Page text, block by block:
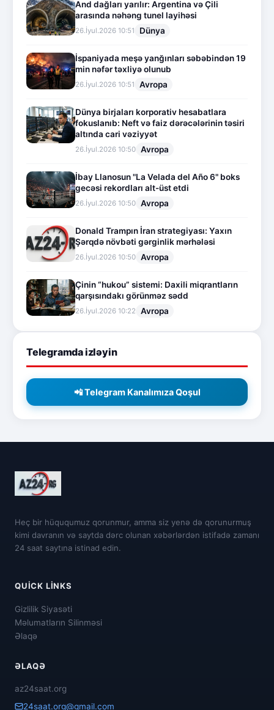
And dağları yarılır: Argentina və Çili
arasında nəhəng tunel layihəsi
26.İyul.2026 10:51 Dünya
İspaniyada meşə yanğınları səbəbindən 19
min nəfər təxliyə olunub
26.İyul.2026 10:51 Avropa
Dünya birjaları korporativ hesabatlara
fokuslanıb: Neft və faiz dərəcələrinin təsiri
altında cari vəziyyət
26.İyul.2026 10:50 Avropa
İbay Llanosun "La Velada del Año 6" boks
gecəsi rekordları alt-üst etdi
26.İyul.2026 10:50 Avropa
Donald Trampın İran strategiyası: Yaxın
Şərqdə növbəti gərginlik mərhələsi
26.İyul.2026 10:50 Avropa
Çinin “hukou” sistemi: Daxili miqrantların
qarşısındakı görünməz sədd
26.İyul.2026 10:22 Avropa
Telegramda izləyin
📲 Telegram Kanalımıza Qoşul
Heç bir hüququmuz qorunmur, amma siz yenə də qorunurmuş
kimi davranın və saytda dərc olunan xəbərlərdən istifadə zamanı
24 saat saytına istinad edin.
QUICK LINKS
Gizlilik Siyasəti
Məlumatların Silinməsi
Əlaqə
ƏLAQƏ
az24saat.org
24saat.org@gmail.com